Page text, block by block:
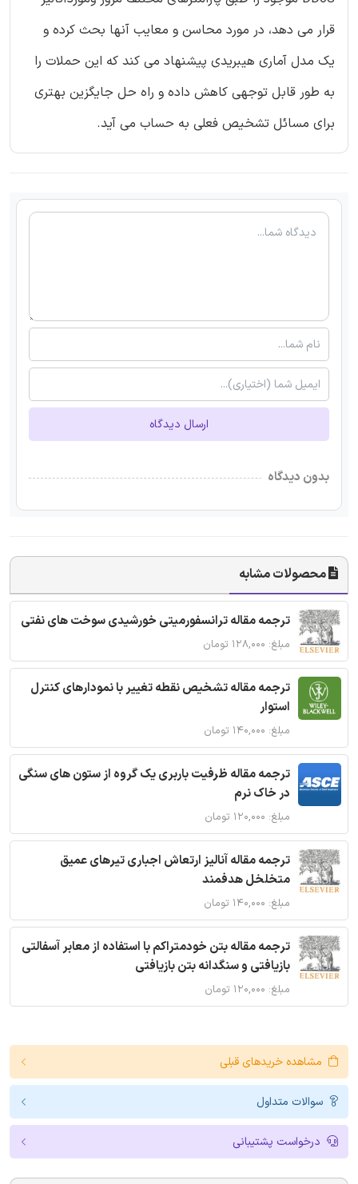
قرار می دهد، در مورد محاسن و معایب آنها بحث کرده و
یک مدل آماری هیبریدی پیشنهاد می کند که این حملات را
به طور قابل توجهی کاهش داده و راه حل جایگزین بهتری
برای مسائل تشخیص فعلی به حساب می آید.
ارسال دیدگاه
بدون دیدگاه
محصولات مشابه
ترجمه مقاله ترانسفورمیتی خورشیدی سوخت های نفتی
مبلغ: ۱۲۸,۰۰۰ تومان
ترجمه مقاله تشخیص نقطه تغییر با نمودارهای کنترل
استوار
مبلغ: ۱۴۰,۰۰۰ تومان
ترجمه مقاله ظرفیت باربری یک گروه از ستون های سنگی
در خاک نرم
مبلغ: ۱۲۰,۰۰۰ تومان
ترجمه مقاله آنالیز ارتعاش اجباری تیرهای عمیق
متخلخل هدفمند
مبلغ: ۱۴۰,۰۰۰ تومان
ترجمه مقاله بتن خودمتراکم با استفاده از معابر آسفالتی
بازیافتی و سنگدانه بتن بازیافتی
مبلغ: ۱۲۰,۰۰۰ تومان
مشاهده خریدهای قبلی
سوالات متداول
درخواست پشتیبانی